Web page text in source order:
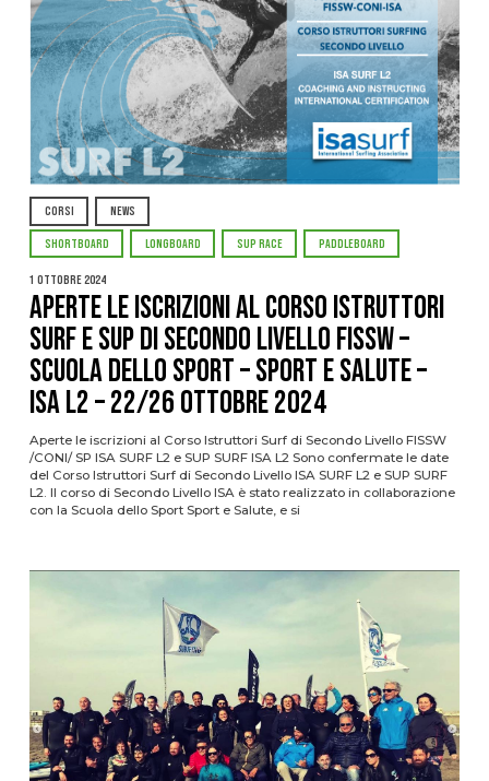
CORSI NEWS
SHORTBOARD LONGBOARD SUP RACE PADDLEBOARD
1 Ottobre 2024
APERTE LE ISCRIZIONI AL CORSO ISTRUTTORI
SURF e SUP DI SECONDO LIVELLO FISSW –
SCUOLA DELLO SPORT – SPORT E SALUTE –
ISA L2 – 22/26 OTTOBRE 2024
Aperte le iscrizioni al Corso Istruttori Surf di Secondo Livello FISSW
/CONI/ SP ISA SURF L2 e SUP SURF ISA L2 Sono confermate le date
del Corso Istruttori Surf di Secondo Livello ISA SURF L2 e SUP SURF
L2. Il corso di Secondo Livello ISA è stato realizzato in collaborazione
con la Scuola dello Sport Sport e Salute, e si